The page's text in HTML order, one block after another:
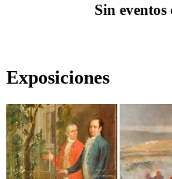
Sin eventos
Exposiciones